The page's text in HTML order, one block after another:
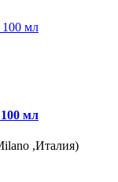
мл
,Италия)